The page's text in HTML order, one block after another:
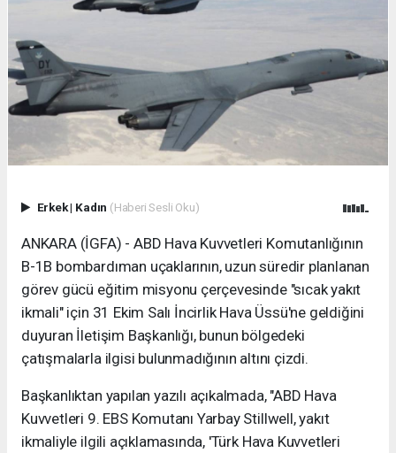
Erkek| Kadın (Haberi Sesli Oku)
ANKARA (İGFA) - ABD Hava Kuvvetleri Komutanlığının
B-1B bombardıman uçaklarının, uzun süredir planlanan
görev gücü eğitim misyonu çerçevesinde "sıcak yakıt
ikmali" için 31 Ekim Salı İncirlik Hava Üssü'ne geldiğini
duyuran İletişim Başkanlığı, bunun bölgedeki
çatışmalarla ilgisi bulunmadığının altını çizdi.
Başkanlıktan yapılan yazılı açıkalmada, "ABD Hava
Kuvvetleri 9. EBS Komutanı Yarbay Stillwell, yakıt
ikmaliyle ilgili açıklamasında, 'Türk Hava Kuvvetleri